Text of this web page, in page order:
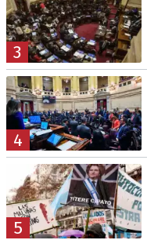
3
4
5